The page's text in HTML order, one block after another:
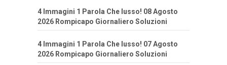
4 Immagini 1 Parola Che lusso! 08 Agosto
2026 Rompicapo Giornaliero Soluzioni
4 Immagini 1 Parola Che lusso! 07 Agosto
2026 Rompicapo Giornaliero Soluzioni